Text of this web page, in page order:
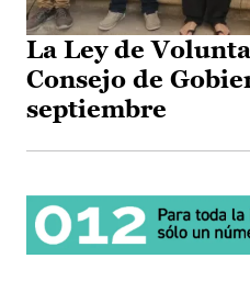
La Ley de
Consejo de
septiembre